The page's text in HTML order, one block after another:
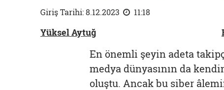
Giriş Tarihi: 8.12.2023 11:18
Yüksel Aytuğ
En önemli şeyin adeta
medya dünyasının da
oluştu. Ancak bu siber